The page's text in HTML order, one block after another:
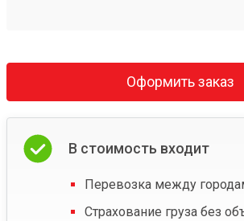
Оформить заказ
В стоимость входит
Перевозка между
Страхование груза без